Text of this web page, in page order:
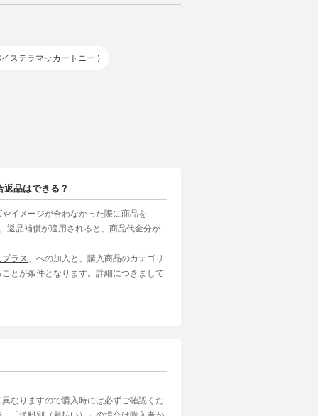
ステラマッカートニー )
品はできる？
イメージが合わなかった際に商品を
返品補償が適用されると、商品代金分が
ラス 」への加入と、購入商品のカテゴリ
とが条件となります。詳細につきまして
なりますので購入時には必ずご確認くだ